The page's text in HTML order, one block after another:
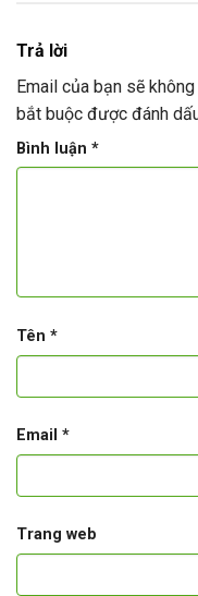
Trả lời
Email của bạn sẽ
bắt buộc được đánh
Bình luận *
Tên *
Email *
Trang web